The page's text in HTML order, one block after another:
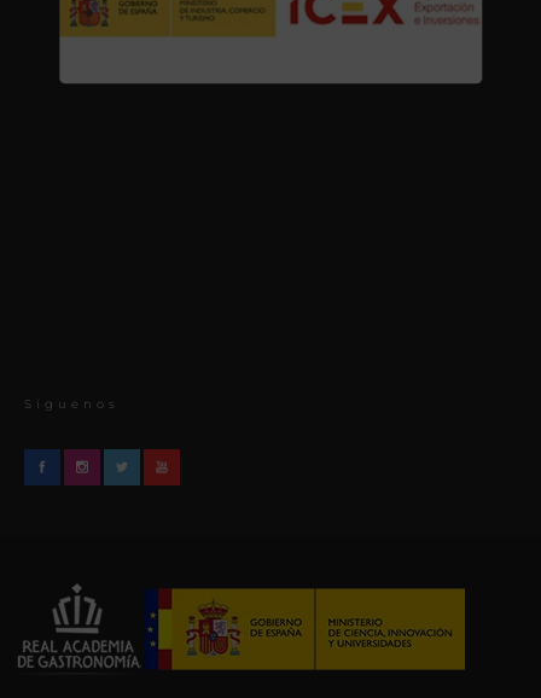
Síguenos